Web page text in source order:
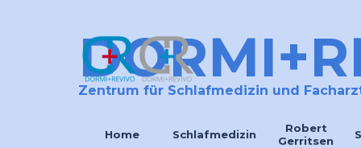
Zentrum für Schlafmedizin und
Home Schlafmedizin
Robert
Gerritsen